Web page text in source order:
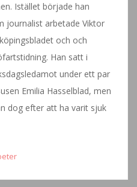
Istället började han
journalist arbetade Viktor
och och
Han satt i
under ett par
Emilia Hasselblad, men
dog efter att ha varit sjuk